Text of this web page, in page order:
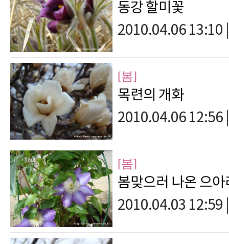
동강 할미꽃
2010.04.06 13:10
[봄]
목련의 개화
2010.04.06 12:56
[봄]
봄맞으러 나온 으아
2010.04.03 12:59